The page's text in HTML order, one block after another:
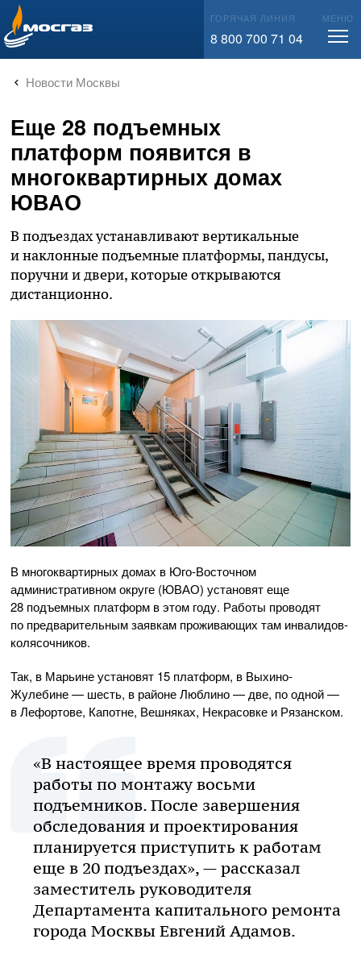
info@mos-gaz.ru ГОРЯЧАЯ ЛИНИЯ
8 800 700 71 04
МЕНЮ
Новости Москвы
Еще 28 подъемных
платформ появится в
многоквартирных домах
ЮВАО
В подъездах устанавливают вертикальные
и наклонные подъемные платформы, пандусы,
поручни и двери, которые открываются
дистанционно.
В многоквартирных домах в Юго-Восточном
административном округе (ЮВАО) установят еще
28 подъемных платформ в этом году. Работы проводят
по предварительным заявкам проживающих там инвалидов-
колясочников.
Так, в Марьине установят 15 платформ, в Выхино-
Жулебине — шесть, в районе Люблино — две, по одной —
в Лефортове, Капотне, Вешняках, Некрасовке и Рязанском.
«В настоящее время проводятся
работы по монтажу восьми
подъемников. После завершения
обследования и проектирования
планируется приступить к работам
еще в 20 подъездах», — рассказал
заместитель руководителя
Департамента капитального ремонта
города Москвы Евгений Адамов.